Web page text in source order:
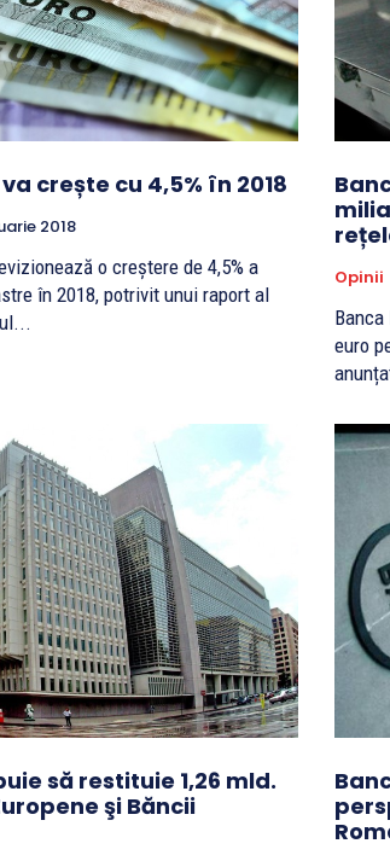
crește cu 4,5% în 2018
2018
o creștere de 4,5% a
în 2018, potrivit unui raport al
Opinii
euro
să restituie 1,26 mld.
şi Băncii